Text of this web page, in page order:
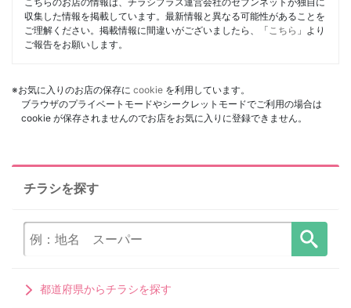
収集した情報を掲載しています。最新情報と異なる可能性があることを
ご理解ください。掲載情報に間違いがございましたら、「 こちら 」より
ご報告をお願いします。
※お気に入りのお店の保存に cookie を利用しています。
ブラウザのプライベートモードやシークレットモードでご利用の場合は
cookie が保存されませんのでお店をお気に入りに登録できません。
チラシを探す
都道府県からチラシを探す